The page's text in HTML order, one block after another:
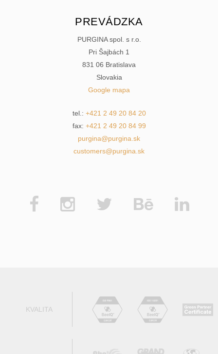
PREVÁDZKA
PURGINA spol. s r.o.
Pri Šajbách 1
831 06 Bratislava
Slovakia
Google mapa
tel.: +421 2 49 20 84 20
fax: +421 2 49 20 84 99
purgina@purgina.sk
customers@purgina.sk
KVALITA